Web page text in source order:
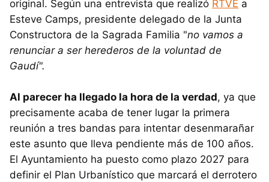
original. Según una entrevista que realizó RTVE a
Esteve Camps, presidente delegado de la Junta
Constructora de la Sagrada Familia "no vamos a
renunciar a ser herederos de la voluntad de
Gaudí".
Al parecer ha llegado la hora de la verdad, ya que
precisamente acaba de tener lugar la primera
reunión a tres bandas para intentar desenmarañar
este asunto que lleva pendiente más de 100 años.
El Ayuntamiento ha puesto como plazo 2027 para
definir el Plan Urbanístico que marcará el derrotero